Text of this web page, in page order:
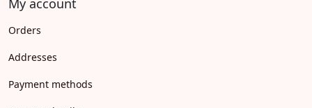
My account
Orders
Addresses
Payment methods